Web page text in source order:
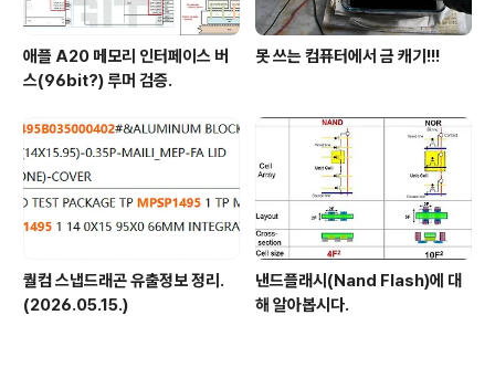
애플 A20 메모리 인터페이스 버
스(96bit?) 루머 검증.
못 쓰는 컴퓨터에서 금 캐기!!!
퀄컴 스냅드래곤 유출정보 정리.
(2026.05.15.)
낸드플래시(Nand Flash)에 대
해 알아봅시다.